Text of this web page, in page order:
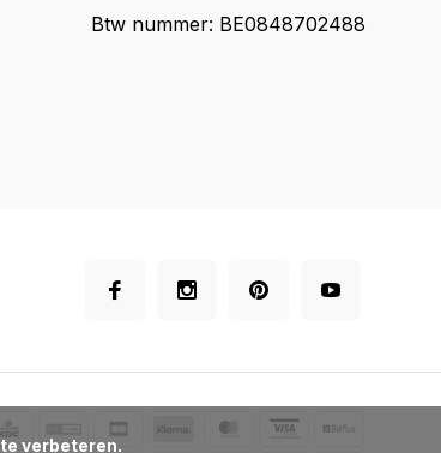
Btw nummer: BE0848702488